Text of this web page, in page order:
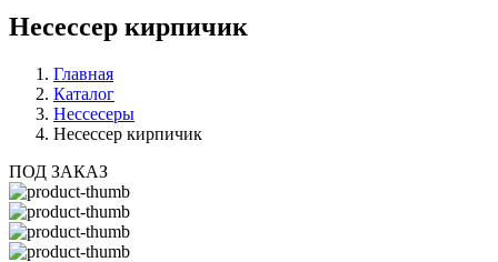
Несессер кирпичик
Главная
Каталог
Нессесеры
Несессер кирпичик
ПОД ЗАКАЗ